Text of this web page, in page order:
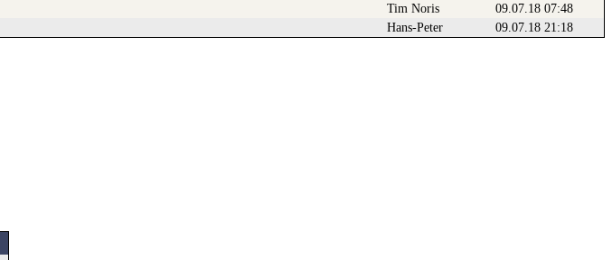
Tim Noris 09.07.18 07:48
Hans-Peter 09.07.18 21:18